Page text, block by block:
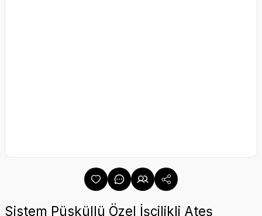
Sistem Püsküllü Özel İşçilikli Ateş